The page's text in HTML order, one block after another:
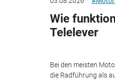
Wie
Telelever
Bei den meisten
die Radführung als